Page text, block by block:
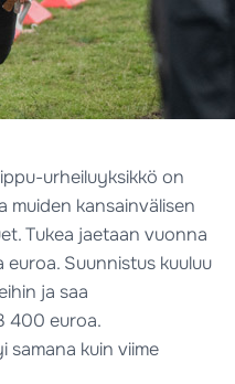
urheiluyksikkö on
muiden kansainvälisen
Tukea jaetaan vuonna
Suunnistus kuuluu
ja saa
400 euroa.
samana kuin viime